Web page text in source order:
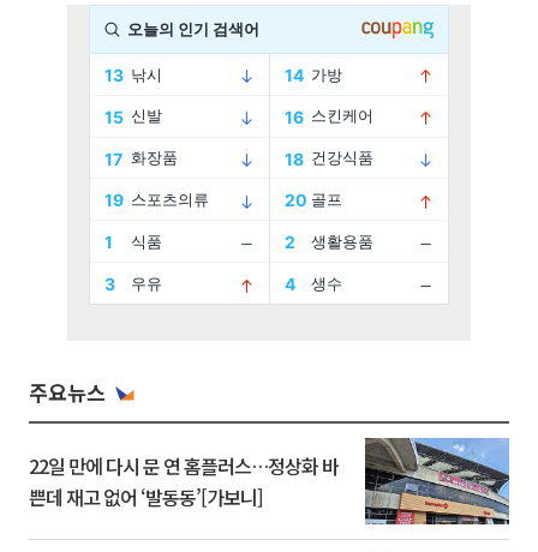
주요뉴스
22일 만에 다시 문 연 홈플러스…정상화 바
쁜데 재고 없어 ‘발동동’[가보니]